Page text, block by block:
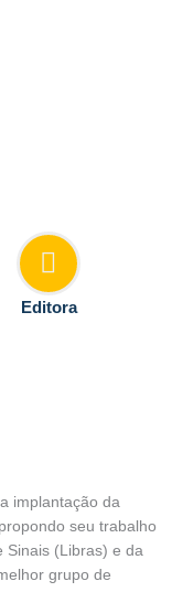
Editora
implantação da
seu trabalho
Sinais (Libras) e da
grupo de